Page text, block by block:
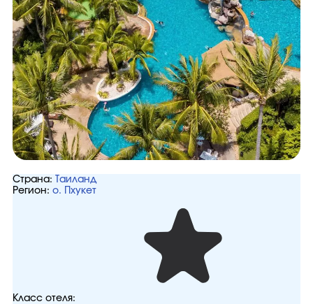
Страна:
Таиланд
Регион: о. Пхукет
Класс отеля: